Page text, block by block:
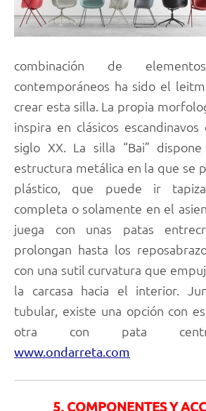
combinación de
contemporáneos ha sido el
crear esta silla. La propia
inspira en clásicos
siglo XX. La silla “Bai”
estructura metálica en la que se
plástico, que puede ir
completa o solamente en el
juega con unas patas
prolongan hasta los
con una sutil curvatura que
la carcasa hacia el interior.
tubular, existe una opción con
otra con pata
www.ondarreta.com
5. COMPONENTES Y